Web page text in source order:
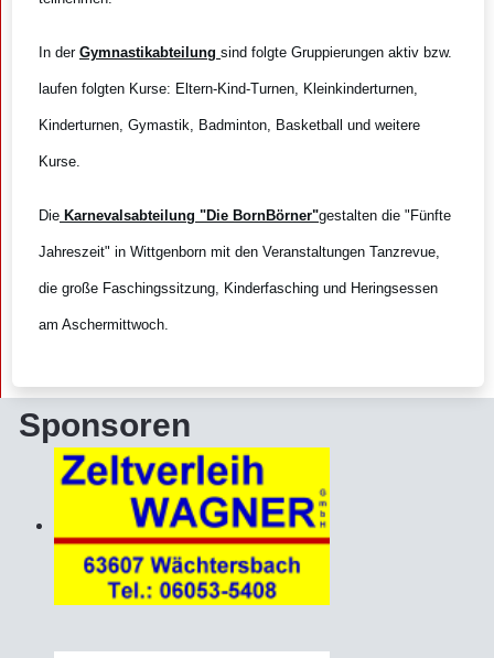
In der Gymnastikabteilung sind folgte Gruppierungen aktiv bzw.
laufen folgten Kurse: Eltern-Kind-Turnen, Kleinkinderturnen,
Kinderturnen, Gymastik, Badminton, Basketball und weitere
Kurse.
Die Karnevalsabteilung "Die BornBörner"gestalten die "Fünfte
Jahreszeit" in Wittgenborn mit den Veranstaltungen Tanzrevue,
die große Faschingssitzung, Kinderfasching und Heringsessen
am Aschermittwoch.
Sponsoren